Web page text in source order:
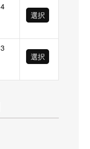
4
選択
3
選択